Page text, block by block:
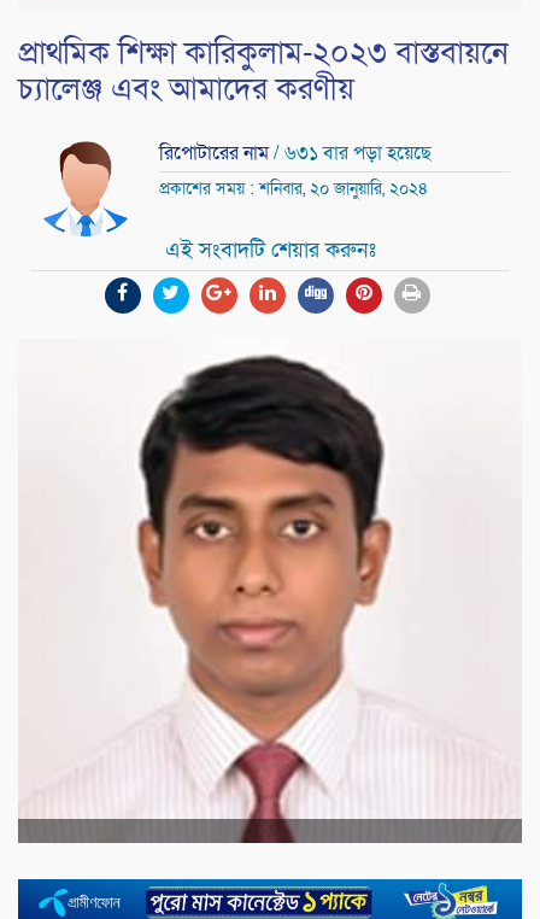
প্রাথমিক শিক্ষা কারিকুলাম-২০২৩ বাস্তবায়নে
চ্যালেঞ্জ এবং আমাদের করণীয়
রিপোটারের নাম/ ৬৩১ বার পড়া হয়েছে
প্রকাশের সময় : শনিবার, ২০ জানুয়ারি, ২০২৪
এই সংবাদটি শেয়ার করুনঃ